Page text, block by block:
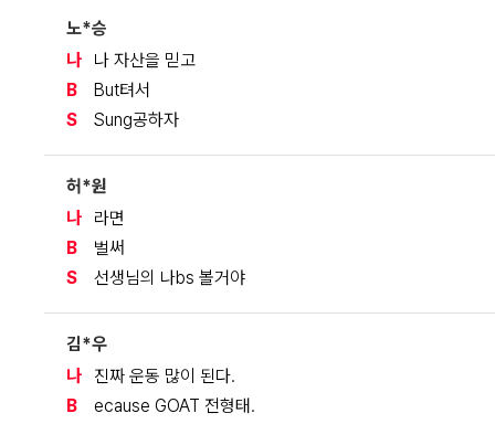
노*승
나
나 자산을 믿고
B
But텨서
S
Sung공하자
허*원
나
라면
B
벌써
S
선생님의 나bs 볼거야
김*우
나
진짜 운동 많이 된다.
B
ecause GOAT 전형태.